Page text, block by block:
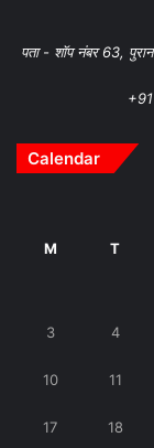
पता - शॉप नंबर 63,
Calendar
M T
3 4
10 11
17 18